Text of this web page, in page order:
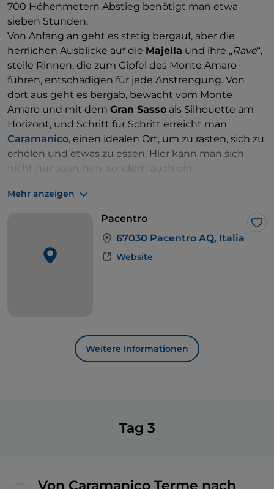
700 Höhenmetern Abstieg benötigt man etwa
sieben Stunden.
Von Anfang an geht es stetig bergauf, aber die
herrlichen Ausblicke auf die Majella und ihre „Rave“,
steile Rinnen, die zum Gipfel des Monte Amaro
führen, entschädigen für jede Anstrengung. Von
dort aus geht es bergab, bewacht vom Monte
Amaro und mit dem Gran Sasso als Silhouette am
Horizont, und Schritt für Schritt erreicht man
Caramanico, einen idealen Ort, um zu rasten, sich zu
erholen und etwas zu essen. Hier kann man sich
nicht nur ausruhen, sondern auch ein
Kirche San Nicola und dem Viertel San Maurizio
Mehr anzeigen
Pacentro
67030 Pacentro AQ, Italia
Website
Weitere Informationen
Tag 3
Von Caramanico Terme nach